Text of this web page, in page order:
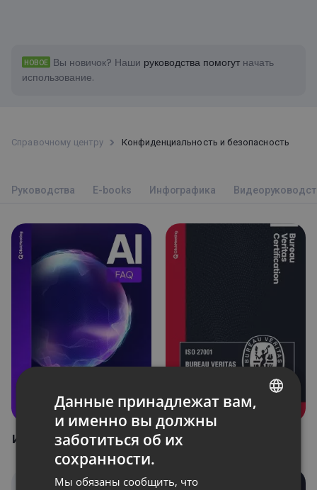
НОВОЕ Вы новичок? Наши руководства помогутначать
использование.
Справочному центру Конфиденциальность и безопасность
Руководства E-books Инфографика
ИИ в ClickMeeting – FAQ
Сертификат Bureau
Данные принадлежат вам,
и именно вы должны
заботиться об их
сохранности.
Мы обязаны сообщить, что